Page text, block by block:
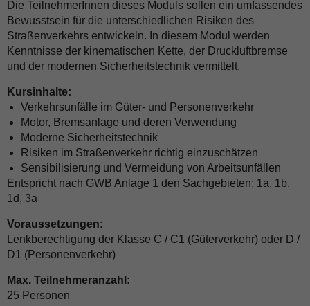
Die TeilnehmerInnen dieses Moduls sollen ein umfassendes
Bewusstsein für die unterschiedlichen Risiken des
Straßenverkehrs entwickeln. In diesem Modul werden
Kenntnisse der kinematischen Kette, der Druckluftbremse
und der modernen Sicherheitstechnik vermittelt.
Kursinhalte:
Verkehrsunfälle im Güter- und Personenverkehr
Motor, Bremsanlage und deren Verwendung
Moderne Sicherheitstechnik
Risiken im Straßenverkehr richtig einzuschätzen
Sensibilisierung und Vermeidung von Arbeitsunfällen
Entspricht nach GWB Anlage 1 den Sachgebieten: 1a, 1b,
1d, 3a
Voraussetzungen:
Lenkberechtigung der Klasse C / C1 (Güterverkehr) oder D /
D1 (Personenverkehr)
Max. Teilnehmeranzahl:
25 Personen